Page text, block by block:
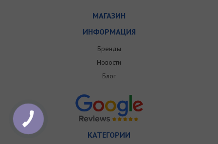
МАГАЗИН
ИНФОРМАЦИЯ
Бренды
Новости
Блог
КАТЕГОРИИ